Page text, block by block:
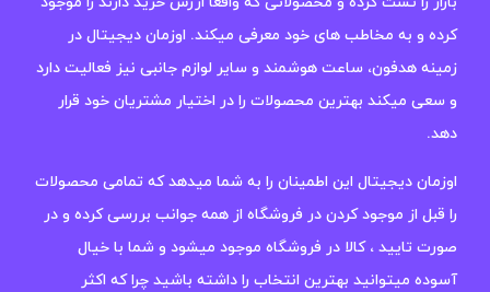
کرده و به مخاطب های خود معرفی میکند. اوزمان دیجیتال در
زمینه هدفون، ساعت هوشمند و سایر لوازم جانبی نیز فعالیت دارد
و سعی میکند بهترین محصولات را در اختیار مشتریان خود قرار
دهد.
اوزمان دیجیتال این اطمینان را به شما میدهد که تمامی محصولات
را قبل از موجود کردن در فروشگاه از همه جوانب بررسی کرده و در
صورت تایید ، کالا در فروشگاه موجود میشود و شما با خیال
آسوده میتوانید بهترین انتخاب را داشته باشید چرا که اکثر